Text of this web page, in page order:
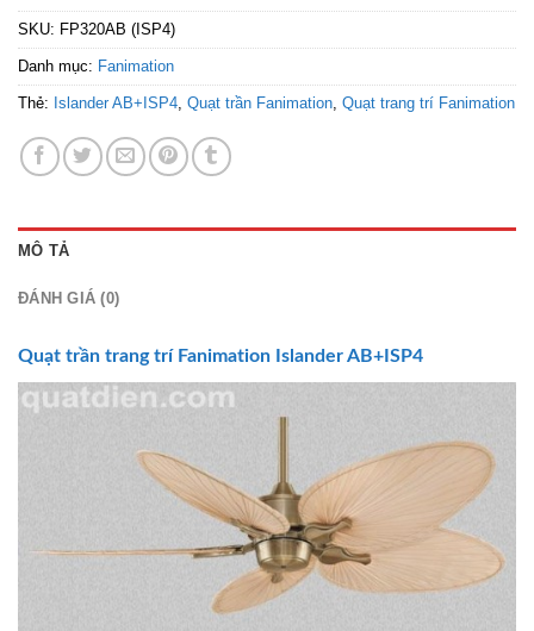
SKU: FP320AB (ISP4)
Danh mục: Fanimation
Thẻ: Islander AB+ISP4, Quạt trần Fanimation, Quạt trang trí Fanimation
MÔ TẢ
ĐÁNH GIÁ (0)
Quạt trần trang tríFanimation Islander AB+ISP4